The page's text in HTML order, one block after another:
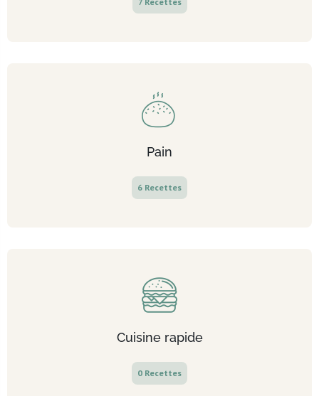
Pain
6 Recettes
Cuisine rapide
0 Recettes